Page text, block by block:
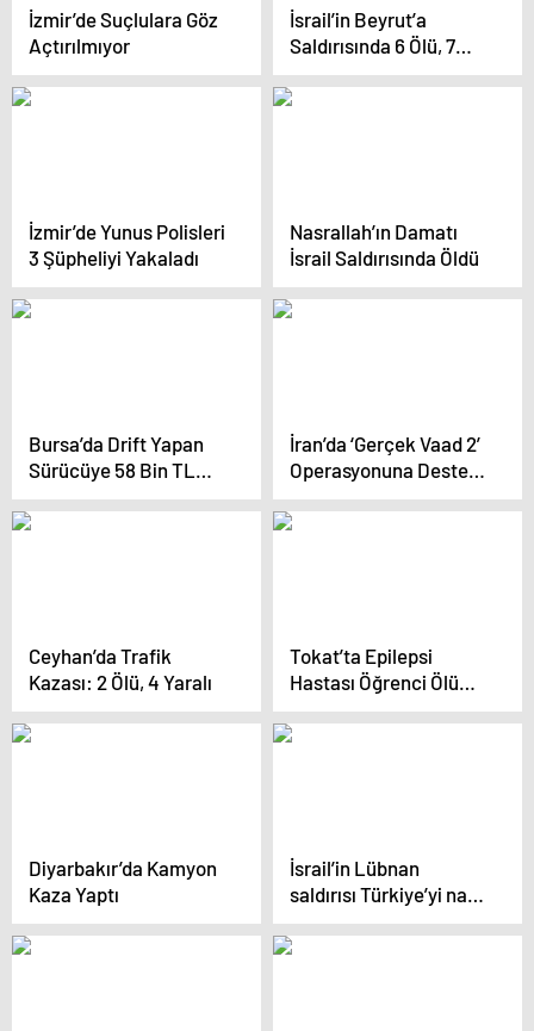
İzmir’de Suçlulara Göz
Açtırılmıyor
İsrail’in Beyrut’a
Saldırısında 6 Ölü, 7
Yaralı
İzmir’de Yunus Polisleri
3 Şüpheliyi Yakaladı
Nasrallah’ın Damatı
İsrail Saldırısında Öldü
Bursa’da Drift Yapan
Sürücüye 58 Bin TL
Ceza
İran’da ‘Gerçek Vaad 2’
Operasyonuna Destek
Gösterisi
Ceyhan’da Trafik
Kazası: 2 Ölü, 4 Yaralı
Tokat’ta Epilepsi
Hastası Öğrenci Ölü
Bulundu
Diyarbakır’da Kamyon
Kaza Yaptı
İsrail’in Lübnan
saldırısı Türkiye’yi nasıl
etkiler?